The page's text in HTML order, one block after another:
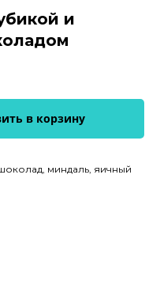
и
в корзину
миндаль, яичный